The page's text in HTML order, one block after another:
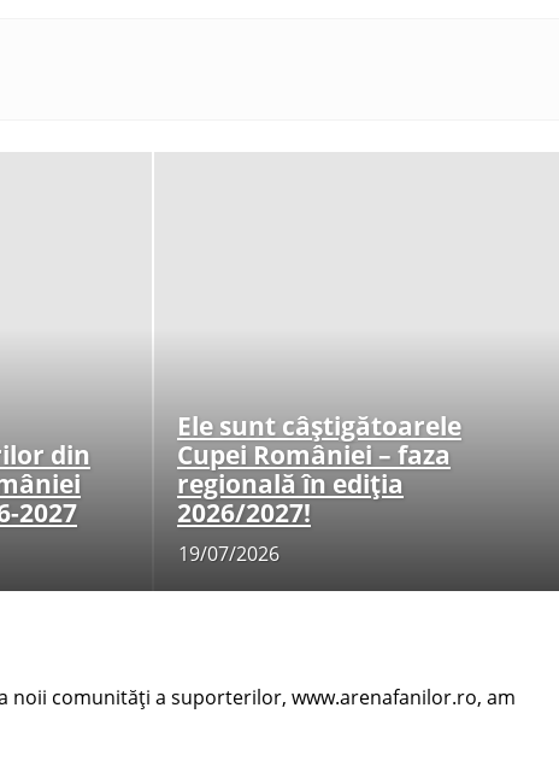
din
2027
Ele sunt câștigătoarele
Cupei României – faza
regională în ediția
2026/2027!
19/07/2026
noii comunități a suporterilor, www.arenafanilor.ro, am